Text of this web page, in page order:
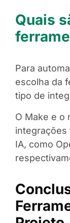
Quais
Para
escolha da
tipo de
O Make e o
integrações
IA, como